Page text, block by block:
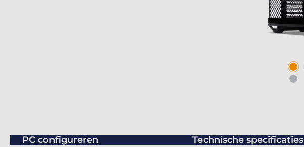
PC configureren Technische specificaties